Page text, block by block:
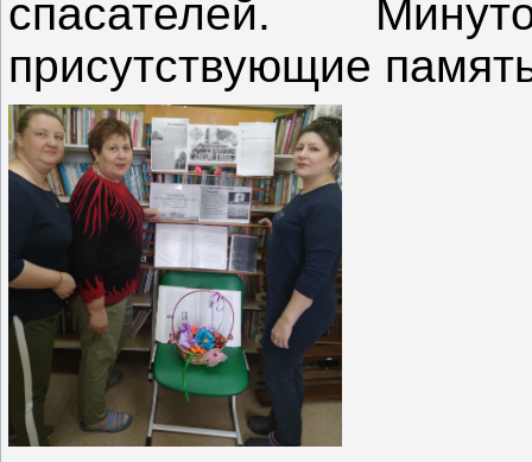
спасателей.
присутствующие